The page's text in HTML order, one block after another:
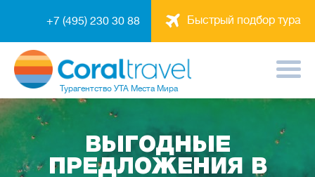
Быстрый подбор тура
+7 (495) 230 30 88
Турагентство УТА Места Мира
ВЫГОДНЫЕ
ПРЕДЛОЖЕНИЯ В